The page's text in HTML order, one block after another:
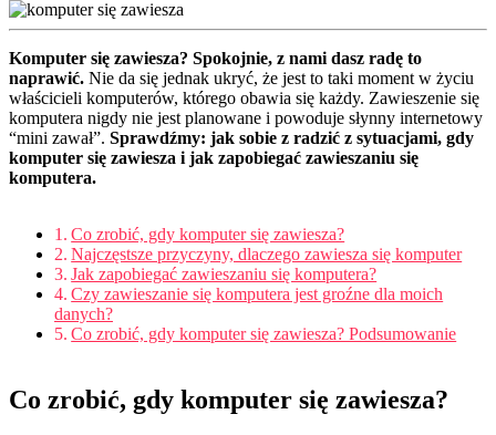
Komputer się zawiesza? Spokojnie, z nami dasz radę to
naprawić. Nie da się jednak ukryć, że jest to taki moment w życiu
właścicieli komputerów, którego obawia się każdy. Zawieszenie się
komputera nigdy nie jest planowane i powoduje słynny internetowy
“mini zawał”. Sprawdźmy: jak sobie z radzić z sytuacjami, gdy
komputer się zawiesza i jak zapobiegać zawieszaniu się
komputera.
Co zrobić, gdy komputer się zawiesza?
Najczęstsze przyczyny, dlaczego zawiesza się komputer
Jak zapobiegać zawieszaniu się komputera?
Czy zawieszanie się komputera jest groźne dla moich
danych?
Co zrobić, gdy komputer się zawiesza? Podsumowanie
Co zrobić, gdy komputer się zawiesza?